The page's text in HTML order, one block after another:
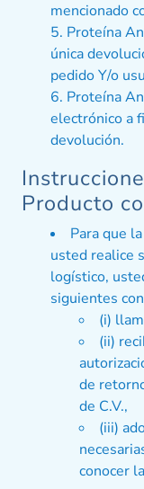
mencionado
Proteína
única
pedido Y/o
Proteína
electrónico a
devolución.
Producto
Para que
usted realice
logístico,
siguientes
(i)
(ii)
de
de C.V.,
(iii)
conocer